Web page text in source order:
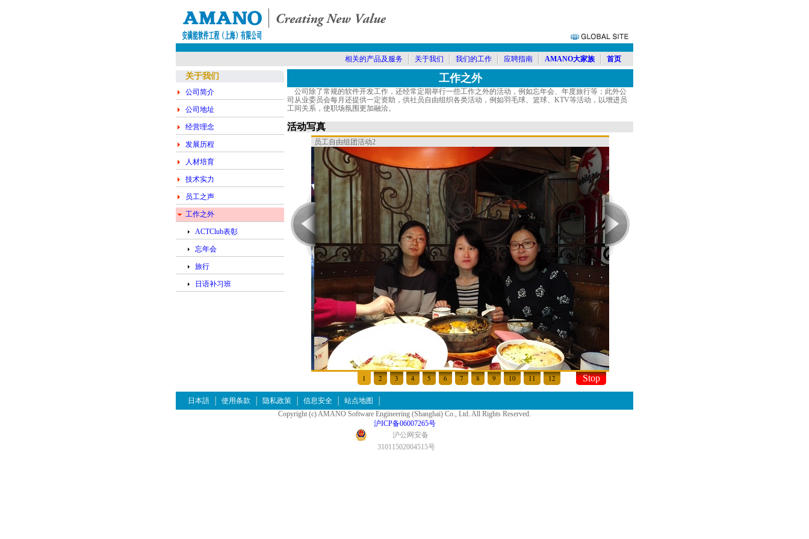
相关的产品及服务 关于我们 我们的工作 应聘指南 AMANO大家族 首页
关于我们
公司简介
公司地址
经营理念
发展历程
人材培育
技术实力
员工之声
工作之外
ACTClub表彰
忘年会
旅行
日语补习班
工作之外
公司除了常规的软件开发工作，还经常定期举行一些工作之外的活动，例如忘年会、年度旅行等；此外公
司从业委员会每月还提供一定资助，供社员自由组织各类活动，例如羽毛球、篮球、KTV等活动，以增进员
工间关系，使职场氛围更加融洽。
活动写真
员工自由组团活动2
1 2 3 4 5 6 7 8 9 10 11 12 Stop
日本語 使用条款 隐私政策 信息安全
站点地图
Copyright (c) AMANO Software Engineering (Shanghai) Co., Ltd. All Rights Reserved.
沪ICP备06007265号
沪公网安备
31011502004515号